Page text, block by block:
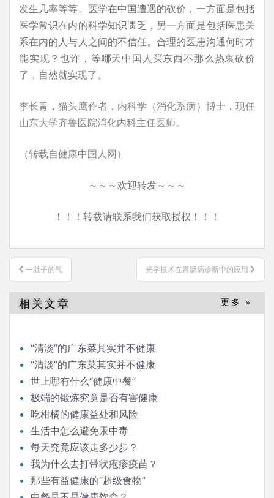
发生几率等等。医学在中国遭遇的砍价，一方面是包括
医学常识在内的科学知识匮乏，另一方面是包括医患关
系在内的人与人之间的不信任。合理的医患沟通何时才
能实现？也许，等哪天中国人买东西不那么热衷砍价
了，自然就实现了。
李长青，猫头鹰作者，内科学（消化系病）博士，现任
山东大学齐鲁医院消化内科主任医师。
（转载自健康中国人网）
～～～欢迎转发～～～
！！！转载请联系我们获取授权！！！
文
章
导
航
一肚子的气 光学技术在胃肠病诊断中的应用
相关文章 更多 »
“清淡”的广东菜其实并不健康
“清淡”的广东菜其实并不健康
世上哪有什么“健康中餐”
极端的锻炼究竟是否有害健康
吃柑橘的健康益处和风险
生活中怎么避免汞中毒
每天究竟应该走多少步？
我为什么去打带状疱疹疫苗？
那些有益健康的“超级食物”